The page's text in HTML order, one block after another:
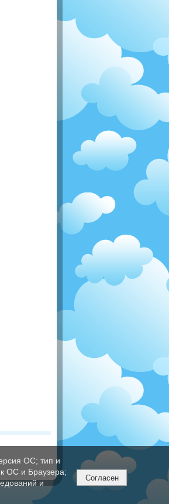
ОС; тип и
ОС и Браузера;
и
Согласен